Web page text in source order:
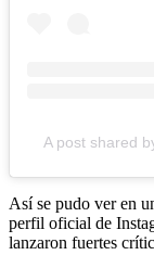
A post shared
Así se pudo ver en
perfil oficial de
lanzaron fuertes